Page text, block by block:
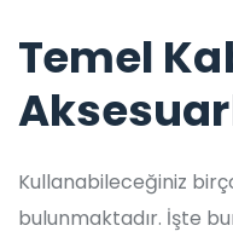
Temel
Kullanabileceğiniz
bulunmaktadır. İşte